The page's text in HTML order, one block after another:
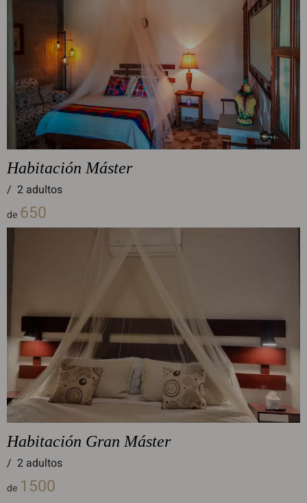
Habitación Máster
/ 2 adultos
de 650
Habitación Gran Máster
/ 2 adultos
de 1500